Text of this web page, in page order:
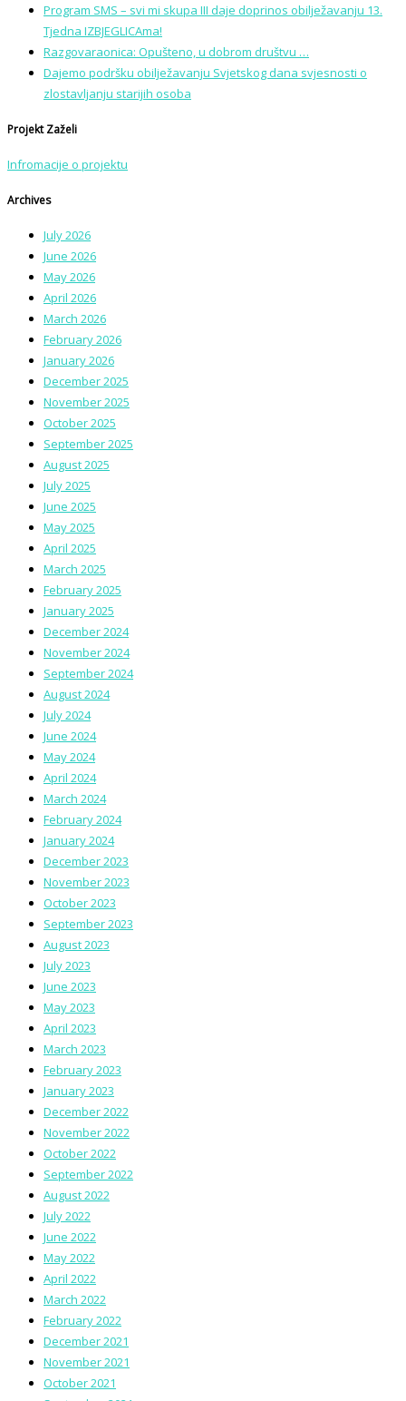
Program SMS – svi mi skupa III daje doprinos obilježavanju 13.
Tjedna IZBJEGLICAma!
Razgovaraonica: Opušteno, u dobrom društvu …
Dajemo podršku obilježavanju Svjetskog dana svjesnosti o
zlostavljanju starijih osoba
Projekt Zaželi
Infromacije o projektu
Archives
July 2026
June 2026
May 2026
April 2026
March 2026
February 2026
January 2026
December 2025
November 2025
October 2025
September 2025
August 2025
July 2025
June 2025
May 2025
April 2025
March 2025
February 2025
January 2025
December 2024
November 2024
September 2024
August 2024
July 2024
June 2024
May 2024
April 2024
March 2024
February 2024
January 2024
December 2023
November 2023
October 2023
September 2023
August 2023
July 2023
June 2023
May 2023
April 2023
March 2023
February 2023
January 2023
December 2022
November 2022
October 2022
September 2022
August 2022
July 2022
June 2022
May 2022
April 2022
March 2022
February 2022
December 2021
November 2021
October 2021